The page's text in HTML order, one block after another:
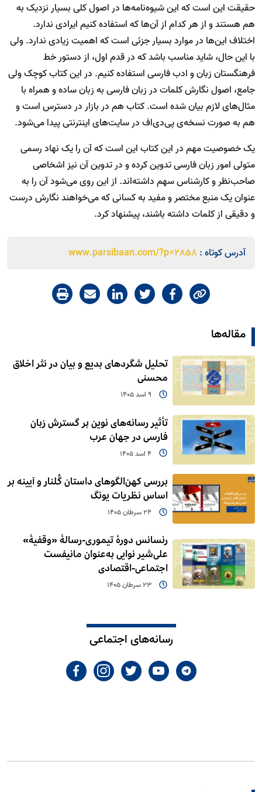
حقیقت این است که این شیوه‌نامه‌ها در اصول کلی بسیار نزدیک به
هم هستند و از هر کدام از آن‌ها که استفاده کنیم ایرادی ندارد.
اختلاف این‌ها در موارد بسیار جزئی است که اهمیت زیادی ندارد. ولی
با این حال، شاید مناسب باشد که در قدم اول، از دستور خط
فرهنگستان زبان و ادب فارسی استفاده کنیم. در این کتاب کوچک ولی
جامع، اصول نگارش کلمات در زبان فارسی به زبان ساده و همراه با
مثال‌های لازم بیان شده است. کتاب هم در بازار در دسترس است و
هم به صورت نسخه‌ی پی‌دی‌اف در سایت‌های اینترنتی پیدا می‌شود.
یک خصوصیت مهم در این کتاب این است که آن را یک نهاد رسمی
متولی امور زبان فارسی تدوین کرده و در تدوین آن نیز اشخاصی
صاحب‌نظر و کارشناس سهم داشته‌اند. از این روی می‌شود آن را به
عنوان یک منبع مختصر و مفید به کسانی که می‌خواهند نگارش درست
و دقیقی از کلمات داشته باشند، پیشنهاد کرد.
آدرس کوتاه : www.parsibaan.com/?p=2858
مقاله‌ها
تحلیل شگردهای بدیع و بیان در نثر اخلاق
محسنی
9 اسد 1405
تأثیر رسانه‌های نوین بر گسترش زبان
فارسی در جهان عرب
4 اسد 1405
بررسی کهن‌الگوهای داستان گُلنار و آیینه بر
اساس نظریات یونگ
24 سرطان 1405
رنسانس دورۀ تیموری-رسالۀ «وقفیۀ»
علی‌شیر نوایی به‌عنوان مانیفست
اجتماعی-اقتصادی
23 سرطان 1405
رسانه‌های اجتماعی